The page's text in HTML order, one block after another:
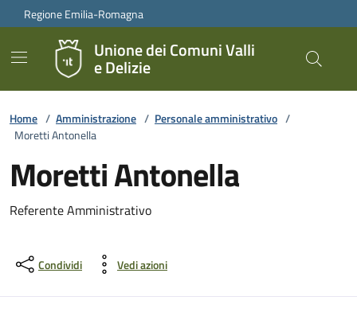
Vai ai contenuti
Vai al footer
Regione Emilia-Romagna
Unione dei Comuni Valli
e Delizie
Home / Amministrazione / Personale amministrativo /
Moretti Antonella
Moretti Antonella
Referente Amministrativo
Condividi Vedi azioni